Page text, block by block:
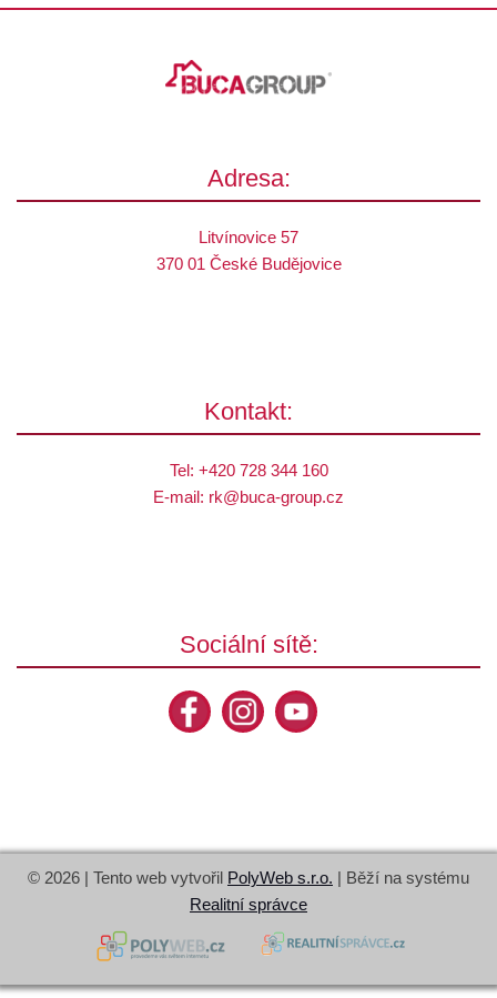
Adresa:
Litvínovice 57
370 01 České Budějovice
Kontakt:
Tel: +420 728 344 160
E-mail: rk@buca-group.cz
Sociální sítě:
© 2026 | Tento web vytvořil PolyWeb s.r.o. | Běží na systému
Realitní správce